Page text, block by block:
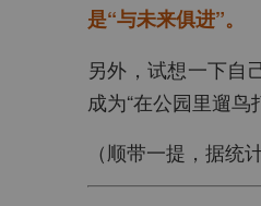
是“与未来俱进”。
另外，试想一下自
成为“在公园里遛
（顺带一提，据